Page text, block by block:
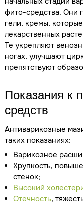
фито-средства. Они
гели, кремы,
лекарственных
Те укрепляют
ногах, улучшают
препятствуют
Показания к
средств
Антиварикозные
таких показаниях:
Варикозное
Хрупкость,
стенок;
Высокий
Отечность,